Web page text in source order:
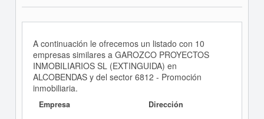
A continuación le ofrecemos un listado con 10
empresas similares a GAROZCO PROYECTOS
INMOBILIARIOS SL (EXTINGUIDA) en
ALCOBENDAS y del sector 6812 - Promoción
inmobiliaria.
Empresa Dirección